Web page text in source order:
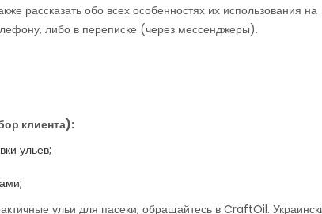
рассказать обо всех особенностях их использования на
либо в переписке (через мессенджеры).
клиента):
ульев;
ульи для пасеки, обращайтесь в CraftOil.